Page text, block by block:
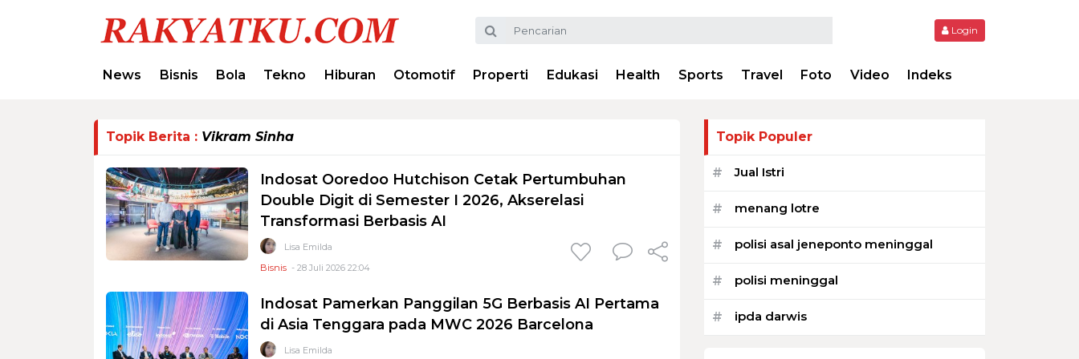
Login
News Bisnis Bola Tekno Hiburan Otomotif Properti Edukasi Health Sports Travel Foto Video Indeks
Topik Berita : Vikram Sinha
Indosat Ooredoo Hutchison Cetak Pertumbuhan
Double Digit di Semester I 2026, Akserelasi
Transformasi Berbasis AI
Lisa Emilda
Bisnis - 28 Juli 2026 22:04
Indosat Pamerkan Panggilan 5G Berbasis AI Pertama
di Asia Tenggara pada MWC 2026 Barcelona
Lisa Emilda
Topik Populer
# Jual Istri
# menang lotre
# polisi asal jeneponto meninggal
# polisi meninggal
# ipda darwis